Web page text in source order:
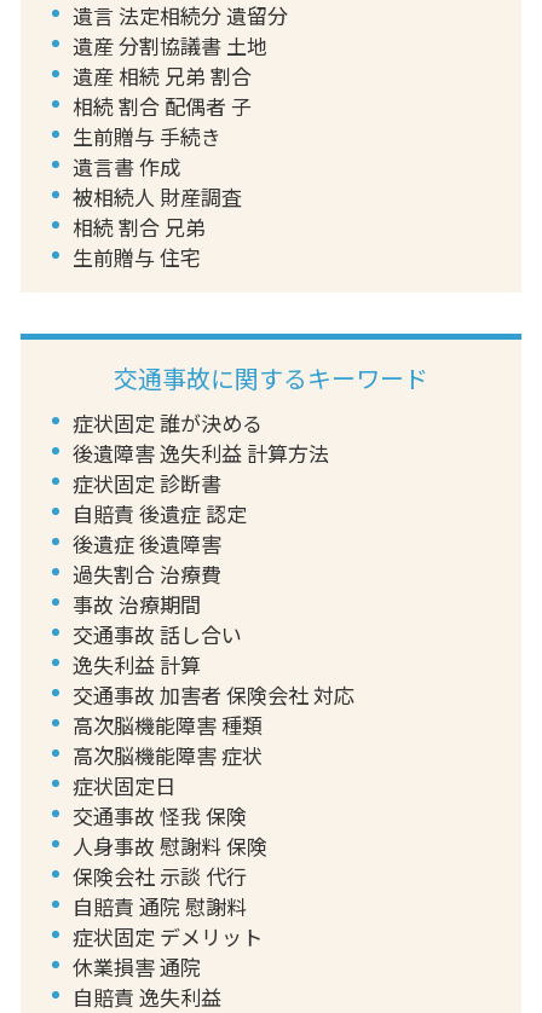
遺言 法定相続分 遺留分
遺産 分割協議書 土地
遺産 相続 兄弟 割合
相続 割合 配偶者 子
生前贈与 手続き
遺言書 作成
被相続人 財産調査
相続 割合 兄弟
生前贈与 住宅
交通事故に関するキーワード
症状固定 誰が決める
後遺障害 逸失利益 計算方法
症状固定 診断書
自賠責 後遺症 認定
後遺症 後遺障害
過失割合 治療費
事故 治療期間
交通事故 話し合い
逸失利益 計算
交通事故 加害者 保険会社 対応
高次脳機能障害 種類
高次脳機能障害 症状
症状固定日
交通事故 怪我 保険
人身事故 慰謝料 保険
保険会社 示談 代行
自賠責 通院 慰謝料
症状固定 デメリット
休業損害 通院
自賠責 逸失利益